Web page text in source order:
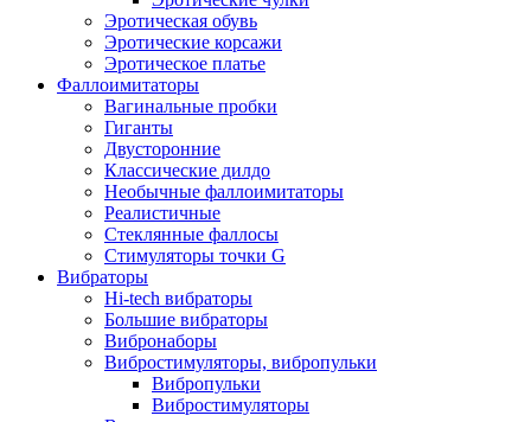
Эротическая обувь
Эротические корсажи
Эротическое платье
Фаллоимитаторы
Вагинальные пробки
Гиганты
Двусторонние
Классические дилдо
Необычные фаллоимитаторы
Реалистичные
Стеклянные фаллосы
Стимуляторы точки G
Вибраторы
Hi-tech вибраторы
Большие вибраторы
Вибронаборы
Вибростимуляторы, вибропульки
Вибропульки
Вибростимуляторы